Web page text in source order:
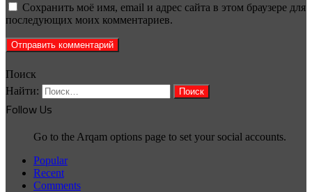
Сохранить моё имя, email и адрес сайта в этом браузере для
последующих моих комментариев.
Поиск
Найти:
Follow Us
Go to the Arqam options page to set your social accounts.
Popular
Recent
Comments